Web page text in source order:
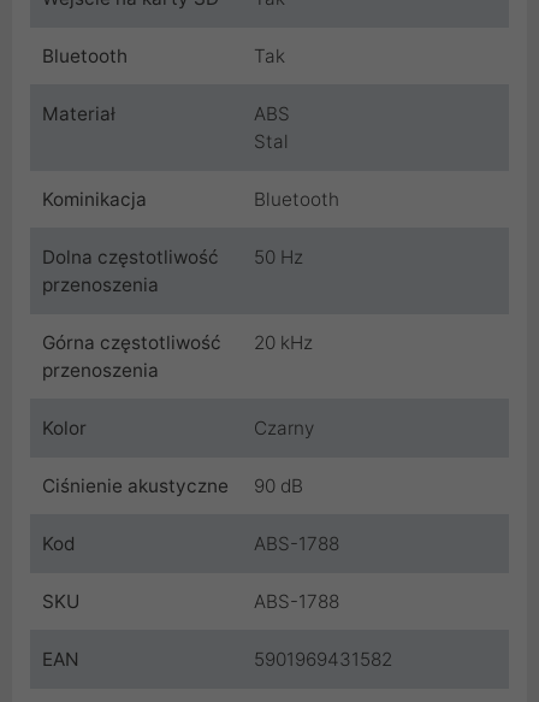
Bluetooth Tak
Materiał
ABS
Stal
Kominikacja Bluetooth
Dolna częstotliwość
przenoszenia
50 Hz
Górna częstotliwość
przenoszenia
20 kHz
Kolor Czarny
Ciśnienie akustyczne 90 dB
Kod ABS-1788
SKU ABS-1788
EAN 5901969431582